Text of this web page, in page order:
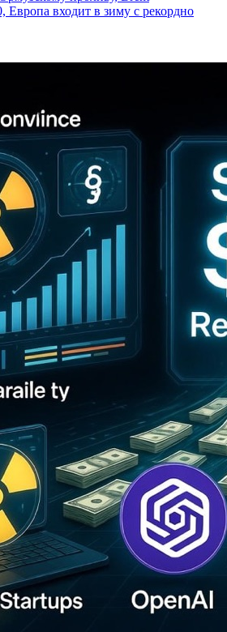
Европа входит в зиму с рекордно